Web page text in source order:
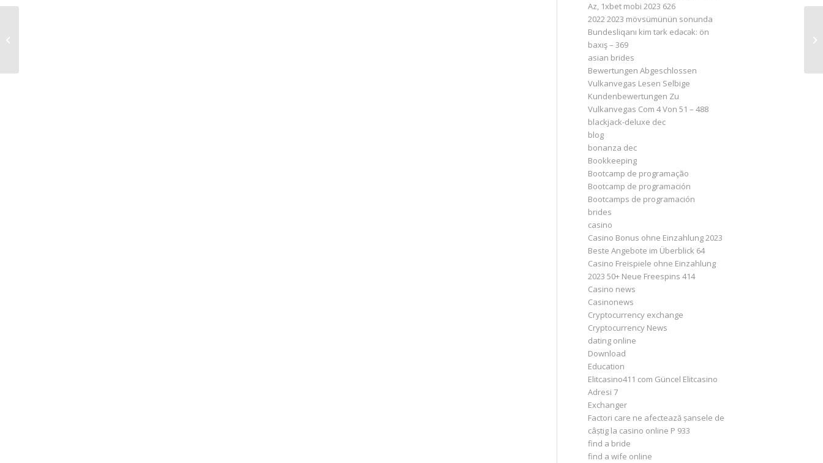
Az, 1xbet mobi 2023 626
2022 2023 mövsümünün sonunda
Bundesliqanı kim tərk edəcək: ön
baxış – 369
asian brides
Bewertungen Abgeschlossen
Vulkanvegas Lesen Selbige
Kundenbewertungen Zu
Vulkanvegas Com 4 Von 51 – 488
blackjack-deluxe dec
blog
bonanza dec
Bookkeeping
Bootcamp de programação
Bootcamp de programación
Bootcamps de programación
brides
casino
Casino Bonus ohne Einzahlung 2023 ️
Beste Angebote im Überblick 64
Casino Freispiele ohne Einzahlung
2023 50+ Neue Freespins 414
Casino news
Casinonews
Cryptocurrency exchange
Cryptocurrency News
dating online
Download
Education
Elitcasino411 com Güncel Elitcasino
Adresi 7
Exchanger
Factori care ne afectează șansele de
câștig la casino online P 933
find a bride
find a wife online